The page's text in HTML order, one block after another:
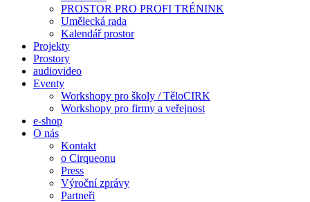
PROSTOR PRO PROFI TRÉNINK
Umělecká rada
Kalendář prostor
Projekty
Prostory
audiovideo
Eventy
Workshopy pro školy / TěloCIRK
Workshopy pro firmy a veřejnost
e-shop
O nás
Kontakt
o Cirqueonu
Press
Výroční zprávy
Partneři